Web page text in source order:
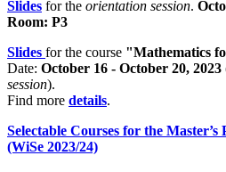
Slides for the orientation session.
Room: P3
Slides for the course "Mathematics
Date: October 16 - October 20, 2023
session).
Find more details.
Selectable Courses for the
(WiSe 2023/24)